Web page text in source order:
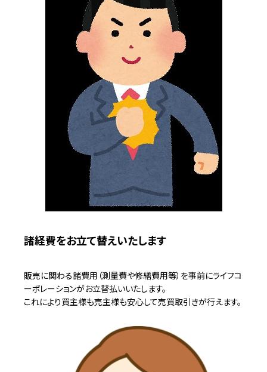
諸経費をお立て替えいたします
販売に関わる諸費用（測量費や修繕費用等）を事前にライフコ
ーポレーションがお立替払いいたします。
これにより買主様も売主様も安心して売買取引きが行えます。